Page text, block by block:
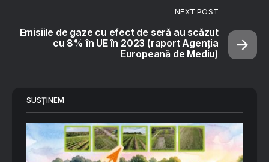
NEXT POST
Emisiile de gaze cu efect de seră au scăzut
cu 8% în UE în 2023 (raport Agenția
Europeană de Mediu)
SUSȚINEM